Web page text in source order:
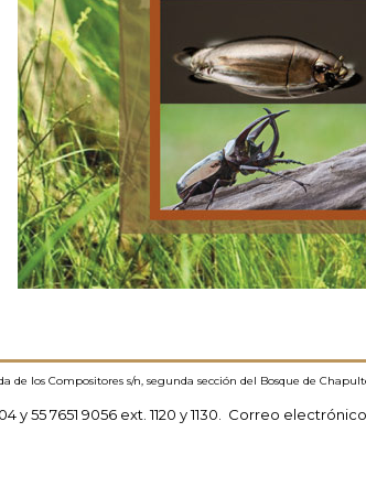
de los Compositores s/n, segunda sección del Bosque de
y 55 7651 9056 ext. 1120 y 1130. Correo